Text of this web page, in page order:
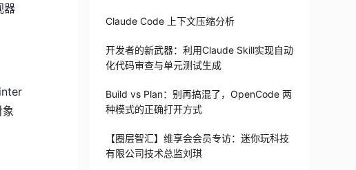
器
Claude Code 上下文压缩分析
开发者的新武器：利用Claude Skill实现自动
化代码审查与单元测试生成
Build vs Plan：别再搞混了，OpenCode 两
种模式的正确打开方式
【圈层智汇】维享会会员专访：迷你玩科技
有限公司技术总监刘琪